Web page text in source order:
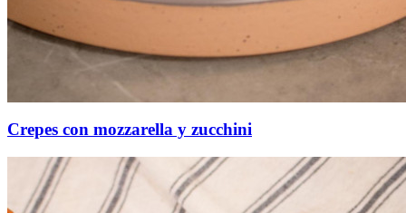
Crepes con mozzarella y zucchini